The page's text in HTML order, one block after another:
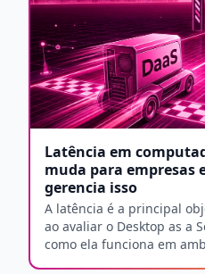
Latência em
muda para empresas
gerencia isso
A latência é a principal
ao avaliar o Desktop as a
como ela funciona em